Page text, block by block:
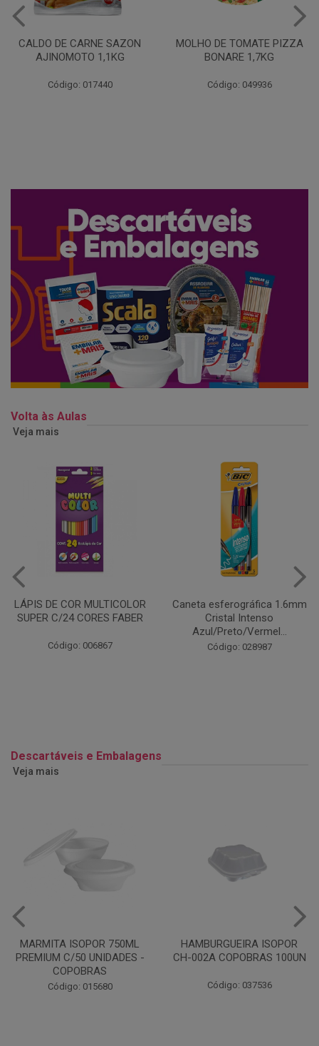
MOLHO DE TOMATE PIZZA
BONARE 1,7KG
Código: 049936
MARGARINA USO
PROFISSIONAL 80% CUKIN
Código: 062469
Volta às Aulas
Veja mais
Caneta esferográfica 1.6mm
Cristal Intenso
Código: 028987
COLA EM BASTÃO 40G - LEO
& LEO
Código: 028164
Descartáveis e Embalagens
Veja mais
HAMBURGUEIRA ISOPOR
CH-002A COPOBRAS 100UN
Código: 037536
CAIXA PARDA PIZZA N30
OITAVADA BALUARTE C/10
Código: 001124